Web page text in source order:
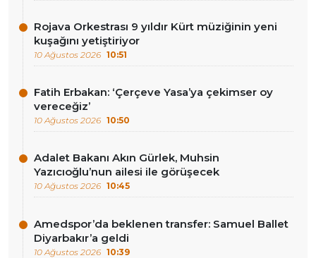
Rojava Orkestrası 9 yıldır Kürt müziğinin yeni
kuşağını yetiştiriyor
10 Ağustos 2026 10:51
Fatih Erbakan: ‘Çerçeve Yasa’ya çekimser oy
vereceğiz’
10 Ağustos 2026 10:50
Adalet Bakanı Akın Gürlek, Muhsin
Yazıcıoğlu’nun ailesi ile görüşecek
10 Ağustos 2026 10:45
Amedspor’da beklenen transfer: Samuel Ballet
Diyarbakır’a geldi
10 Ağustos 2026 10:39